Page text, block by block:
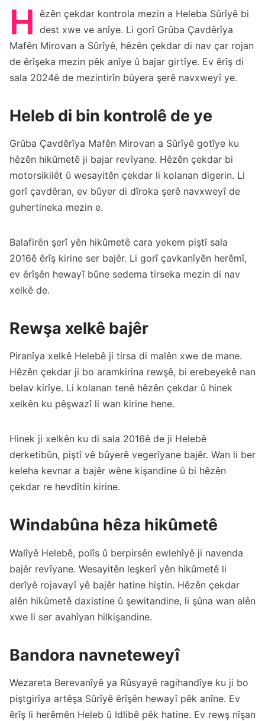
H êzên çekdar kontrola mezin a Heleba Sûrîyê bi
dest xwe ve anîye. Li gorî Grûba Çavdêrîya
Mafên Mirovan a Sûrîyê, hêzên çekdar di nav çar rojan
de êrîşeka mezin pêk anîye û bajar girtîye. Ev êrîş di
sala 2024ê de mezintirîn bûyera şerê navxweyî ye.
Heleb di bin kontrolê de ye
Grûba Çavdêrîya Mafên Mirovan a Sûrîyê gotîye ku
hêzên hikûmetê ji bajar revîyane. Hêzên çekdar bi
motorsikilêt û wesayitên çekdar li kolanan digerin. Li
gorî çavdêran, ev bûyer di dîroka şerê navxweyî de
guhertineka mezin e.
Balafirên şerî yên hikûmetê cara yekem piştî sala
2016ê êrîş kirine ser bajêr. Li gorî çavkanîyên herêmî,
ev êrîşên hewayî bûne sedema tirseka mezin di nav
xelkê de.
Rewşa xelkê bajêr
Piranîya xelkê Helebê ji tirsa di malên xwe de mane.
Hêzên çekdar ji bo aramkirina rewşê, bi erebeyekê nan
belav kirîye. Li kolanan tenê hêzên çekdar û hinek
xelkên ku pêşwazî li wan kirine hene.
Hinek ji xelkên ku di sala 2016ê de ji Helebê
derketibûn, piştî vê bûyerê vegerîyane bajêr. Wan li ber
keleha kevnar a bajêr wêne kişandine û bi hêzên
çekdar re hevdîtin kirine.
Windabûna hêza hikûmetê
Walîyê Helebê, polîs û berpirsên ewlehîyê ji navenda
bajêr revîyane. Wesayitên leşkerî yên hikûmetê li
derîyê rojavayî yê bajêr hatine hiştin. Hêzên çekdar
alên hikûmetê daxistine û şewitandine, li şûna wan alên
xwe li ser avahîyan hilkişandine.
Bandora navneteweyî
Wezareta Berevanîyê ya Rûsyayê ragihandîye ku ji bo
piştgirîya artêşa Sûrîyê êrîşên hewayî pêk anîne. Ev
êrîş li herêmên Heleb û Idlibê pêk hatine. Ev rewş nîşan